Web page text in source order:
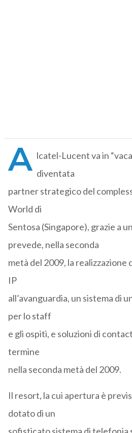
A lcatel-Lucent va in
diventata
partner strategico del
World di
Sentosa (Singapore), grazie a
prevede, nella seconda
metà del 2009, la
IP
all’avanguardia, un sistema di
per lo staff
e gli ospiti, e soluzioni di
termine
nella seconda metà del 2009.
Il resort, la cui apertura è
dotato di un